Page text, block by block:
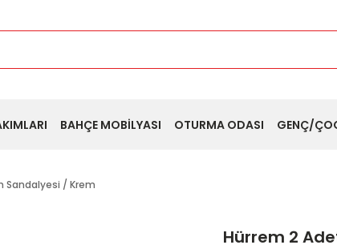
BAHÇE MOBİLYASI OTURMA ODASI GENÇ/
Sandalyesi / Krem
Hürrem 2